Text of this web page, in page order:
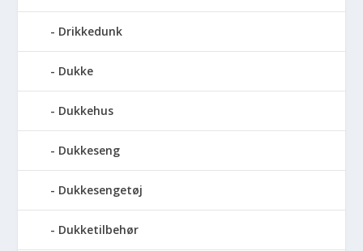
Drikkedunk
Dukke
Dukkehus
Dukkeseng
Dukkesengetøj
Dukketilbehør